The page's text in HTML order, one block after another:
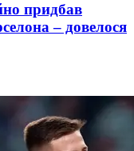
придбав
– довелося